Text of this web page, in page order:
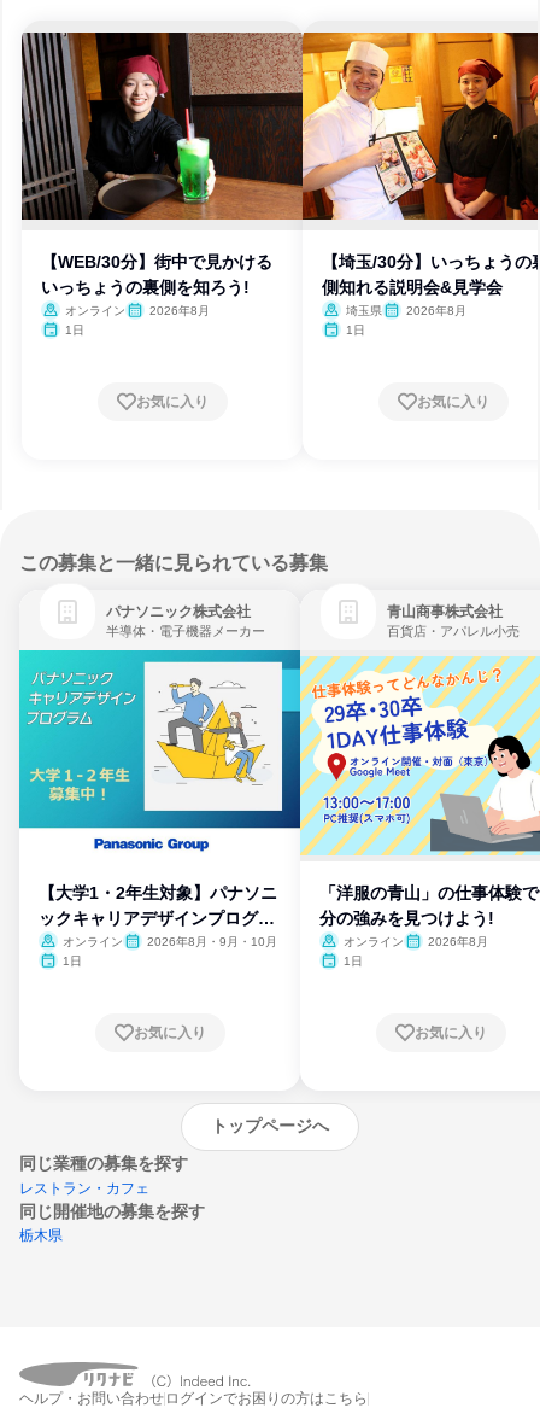
【WEB/30分】街中で見かける
いっちょうの裏側を知ろう!
オンライン
2026年8月
1日
お気に入り
【埼玉/30分】いっちょうの
側知れる説明会&見学会
埼玉県
2026年8月
1日
お気に入り
この募集と一緒に見られている募集
パナソニック株式会社
半導体・電子機器メーカー
【大学1・2年生対象】パナソニ
ックキャリアデザインプログラ
ム
オンライン
2026年8月・9月・10月
1日
お気に入り
青山商事株式会社
百貨店・アパレル小売
「洋服の青山」の仕事体験
分の強みを見つけよう!
オンライン
2026年8月
1日
お気に入り
トップページへ
同じ業種の募集を探す
レストラン・カフェ
同じ開催地の募集を探す
栃木県
エントリーするとプログラムの詳細案内を
受け取れるようになります
ヘルプ・お問い合わせ ログインでお困りの方はこちら